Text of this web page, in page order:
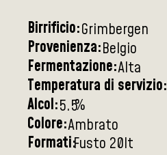
Birrificio:Grimbergen
Provenienza:Belgio
Fermentazione:Alta
Temperatura di servizio:
Alcol:5.5%
Colore:Ambrato
Formati:Fusto 20lt